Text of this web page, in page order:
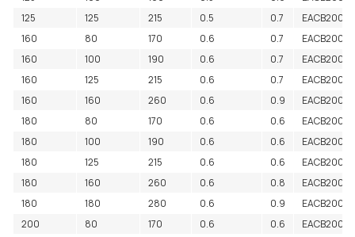
125
125 215 0.5 0.7
160
80 170 0.6 0.7
160
100 190 0.6 0.7
160
125 215 0.6 0.7
160
160 260 0.6 0.9
180
80 170 0.6 0.6
180
100 190 0.6 0.6
180
125 215 0.6 0.6
180
160 260 0.6 0.8
180
180 280 0.6 0.9
200
80 170 0.6 0.6